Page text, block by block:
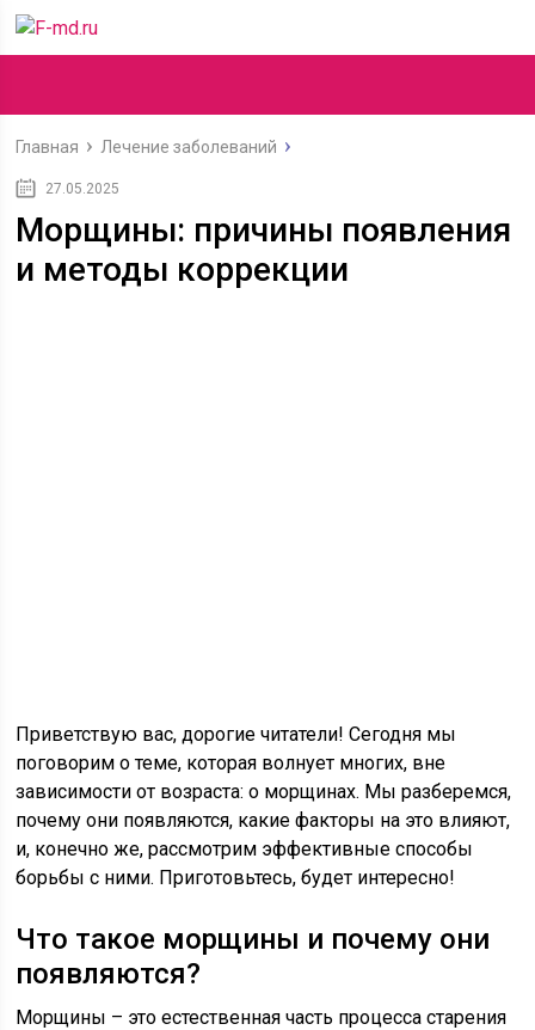
Главная Лечение заболеваний
27.05.2025
Морщины: причины появления
и методы коррекции
Приветствую вас, дорогие читатели! Сегодня мы
поговорим о теме, которая волнует многих, вне
зависимости от возраста: о морщинах. Мы разберемся,
почему они появляются, какие факторы на это влияют,
и, конечно же, рассмотрим эффективные способы
борьбы с ними. Приготовьтесь, будет интересно!
Что такое морщины и почему они
появляются?
Морщины – это естественная часть процесса старения